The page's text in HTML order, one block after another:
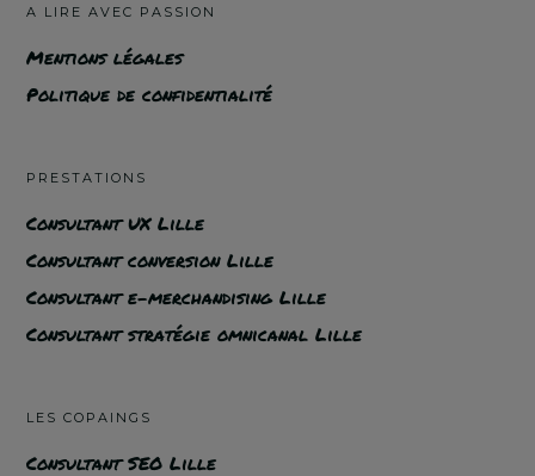
A LIRE AVEC PASSION
Mentions légales
Politique de confidentialité
PRESTATIONS
Consultant UX Lille
Consultant conversion Lille
Consultant e-merchandising Lille
Consultant stratégie omnicanal Lille
LES COPAINGS
Consultant SEO Lille